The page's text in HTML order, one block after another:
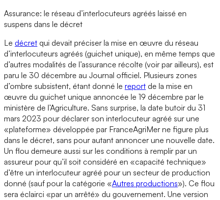
Assurance: le réseau d’interlocuteurs agréés laissé en
suspens dans le décret
Le décret qui devait préciser la mise en œuvre du réseau
d’interlocuteurs agréés (guichet unique), en même temps que
d’autres modalités de l’assurance récolte (voir par ailleurs), est
paru le 30 décembre au Journal officiel. Plusieurs zones
d’ombre subsistent, étant donné le report de la mise en
œuvre du guichet unique annoncée le 19 décembre par le
ministère de l’Agriculture. Sans surprise, la date butoir du 31
mars 2023 pour déclarer son interlocuteur agréé sur une
«plateforme» développée par FranceAgriMer ne figure plus
dans le décret, sans pour autant annoncer une nouvelle date.
Un flou demeure aussi sur les conditions à remplir par un
assureur pour qu’il soit considéré en «capacité technique»
d’être un interlocuteur agréé pour un secteur de production
donné (sauf pour la catégorie «Autres productions»). Ce flou
sera éclairci «par un arrêté» du gouvernement. Une version